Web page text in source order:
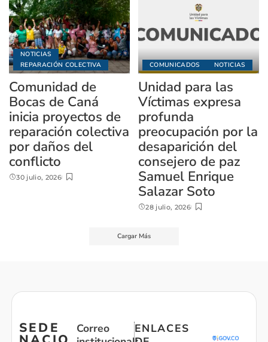
NOTICIAS
REPARACIÓN COLECTIVA
Comunidad de
Bocas de Caná
inicia proyectos de
reparación colectiva
por daños del
conflicto
30 julio, 2026
COMUNICADOS NOTICIAS
Unidad para las
Víctimas expresa
profunda
preocupación por la
desaparición del
consejero de paz
Samuel Enrique
Salazar Soto
28 julio, 2026
Cargar Más
SEDE
Correo
ENLACES